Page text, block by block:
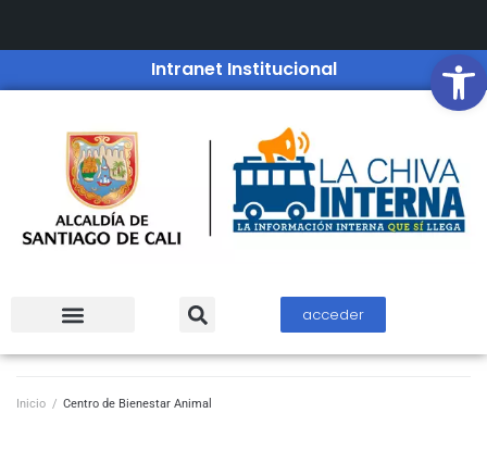
Intranet Institucional
acceder
Inicio / Centro de Bienestar Animal